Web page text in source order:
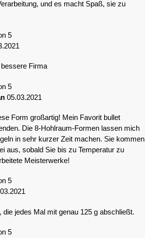
und es macht Spaß, sie zu
5
Firma
5
05.03.2021
Form großartig! Mein Favorit bullet
Die 8-Hohlraum-Formen lassen mich
in sehr kurzer Zeit machen. Sie kommen
aus, sobald Sie bis zu Temperatur zu
Meisterwerke!
5
die jedes Mal mit genau 125 g abschließt.
5